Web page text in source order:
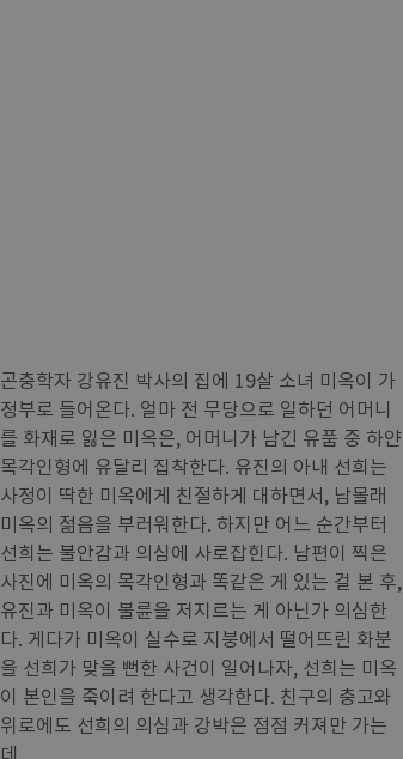
곤충학자 강유진 박사의 집에 19살 소녀 미옥이 가
정부로 들어온다. 얼마 전 무당으로 일하던 어머니
를 화재로 잃은 미옥은, 어머니가 남긴 유품 중 하얀
목각인형에 유달리 집착한다. 유진의 아내 선희는
사정이 딱한 미옥에게 친절하게 대하면서, 남몰래
미옥의 젊음을 부러워한다. 하지만 어느 순간부터
선희는 불안감과 의심에 사로잡힌다. 남편이 찍은
사진에 미옥의 목각인형과 똑같은 게 있는 걸 본 후,
유진과 미옥이 불륜을 저지르는 게 아닌가 의심한
다. 게다가 미옥이 실수로 지붕에서 떨어뜨린 화분
을 선희가 맞을 뻔한 사건이 일어나자, 선희는 미옥
이 본인을 죽이려 한다고 생각한다. 친구의 충고와
위로에도 선희의 의심과 강박은 점점 커져만 가는
데...